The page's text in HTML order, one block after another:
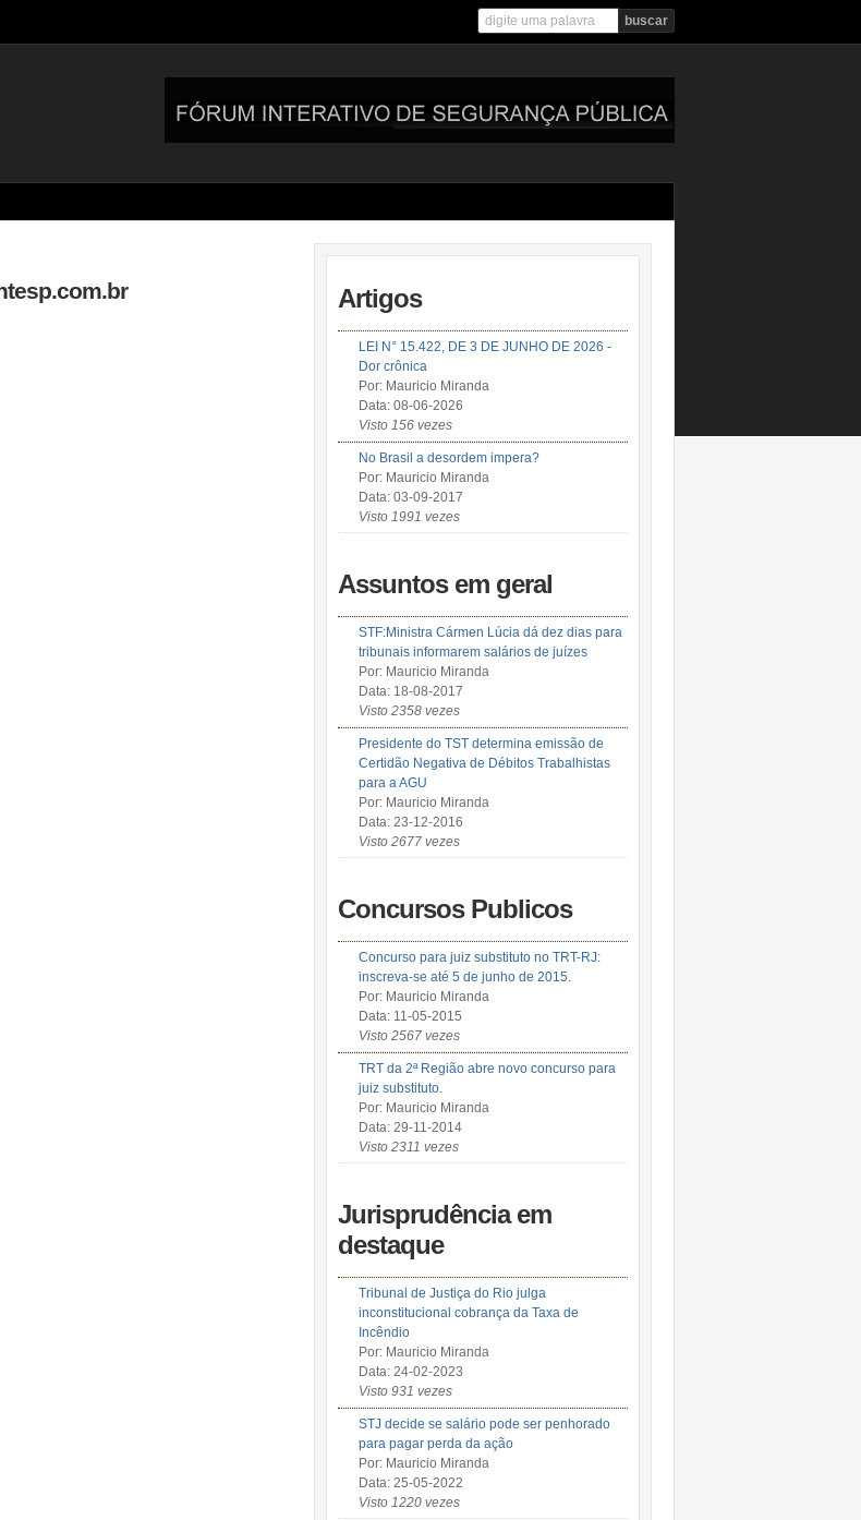
Artigos
LEI N° 15.422, DE 3 DE JUNHO DE 2026 -
Dor crônica
Por: Mauricio Miranda
Data: 08-06-2026
Visto 156 vezes
No Brasil a desordem impera?
Por: Mauricio Miranda
Data: 03-09-2017
Visto 1991 vezes
Assuntos em geral
STF:Ministra Cármen Lúcia dá dez dias para
tribunais informarem salários de juízes
Por: Mauricio Miranda
Data: 18-08-2017
Visto 2358 vezes
Presidente do TST determina emissão de
Certidão Negativa de Débitos Trabalhistas
para a AGU
Por: Mauricio Miranda
Data: 23-12-2016
Visto 2677 vezes
Concursos Publicos
Concurso para juiz substituto no TRT-RJ:
inscreva-se até 5 de junho de 2015.
Por: Mauricio Miranda
Data: 11-05-2015
Visto 2567 vezes
TRT da 2ª Região abre novo concurso para
juiz substituto.
Por: Mauricio Miranda
Data: 29-11-2014
Visto 2311 vezes
Jurisprudência em
destaque
Tribunal de Justiça do Rio julga
inconstitucional cobrança da Taxa de
Incêndio
Por: Mauricio Miranda
Data: 24-02-2023
Visto 931 vezes
STJ decide se salário pode ser penhorado
para pagar perda da ação
Por: Mauricio Miranda
Data: 25-05-2022
Visto 1220 vezes